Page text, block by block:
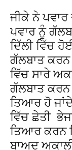
ਜੀਕੇ ਨੇ
ਪਵਾਰ ਨੂੰ
ਦਿੱਲੀ ਵਿੱਚ
ਗੱਲਬਾਤ
ਵਿੱਚ ਸਾਰੇ
ਗੱਲਬਾਤ
ਤਿਆਰ ਹੋ
ਵਿੱਚ ਛੇਤੀ
ਤਿਆਰ ਕਰਨ
ਬਾਅਦ